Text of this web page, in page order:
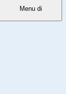
Menu di